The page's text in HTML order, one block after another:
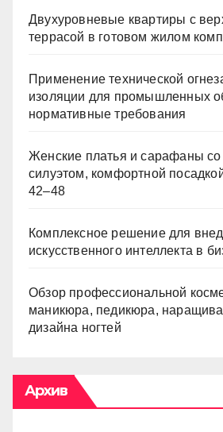
Двухуровневые квартиры с
террасой в готовом жилом
Применение технической
изоляции для промышленных
нормативные требования
Женские платья и сарафаны
силуэтом, комфортной
42–48
Комплексное решение для
искусственного интеллекта в
Обзор профессиональной
маникюра, педикюра,
дизайна ногтей
Архив